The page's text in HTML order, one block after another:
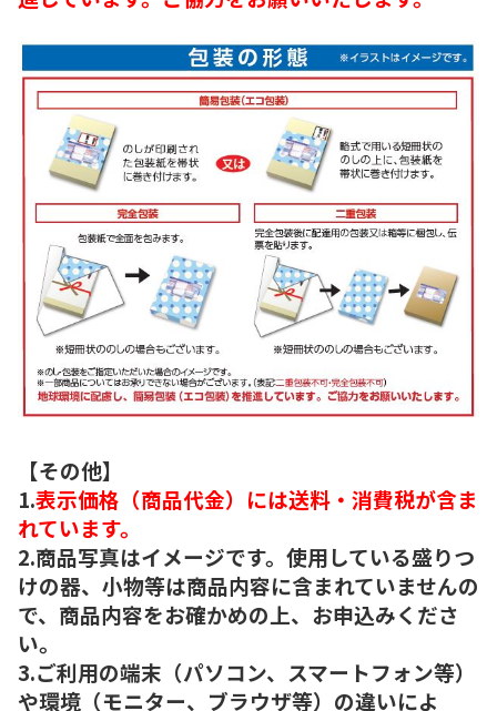
【その他】
1.表示価格（商品代金）には送料・消費税が含ま
れています。
2.商品写真はイメージです。使用している盛りつ
けの器、小物等は商品内容に含まれていませんの
で、商品内容をお確かめの上、お申込みくださ
い。
3.ご利用の端末（パソコン、スマートフォン等）
や環境（モニター、ブラウザ等）の違いによ